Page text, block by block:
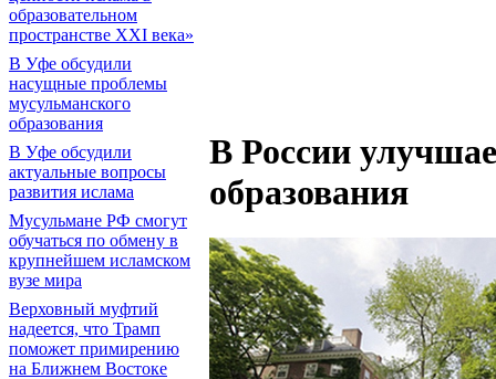
образовательном
пространстве XXI века»
В Уфе обсудили
насущные проблемы
мусульманского
образования
В Уфе обсудили
актуальные вопросы
развития ислама
Мусульмане РФ смогут
обучаться по обмену в
крупнейшем исламском
вузе мира
Верховный муфтий
надеется, что Трамп
поможет примирению
на Ближнем Востоке
В России
образования